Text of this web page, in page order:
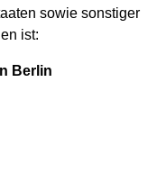
sowie sonstiger
ist:
Berlin